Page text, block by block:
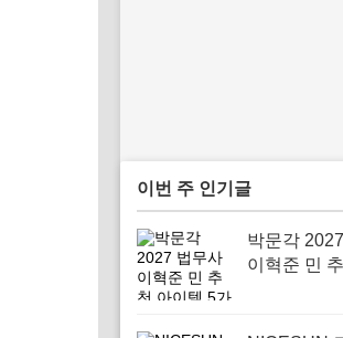
이번 주 인기글
박문각
이혁준 민